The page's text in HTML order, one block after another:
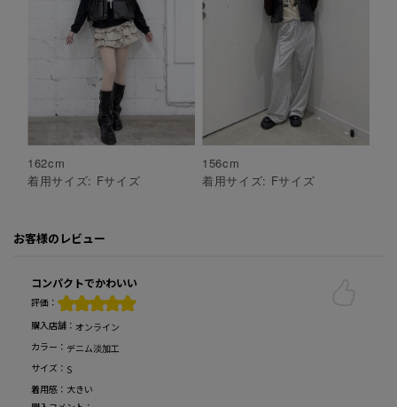
162cm
着用サイズ: Fサイズ
156cm
着用サイズ: Fサイズ
お客様のレビュー
コンパクトでかわいい
購入店舗： オンライン
カラー： デニム淡加工
サイズ： S
着用感： 大きい
評価：